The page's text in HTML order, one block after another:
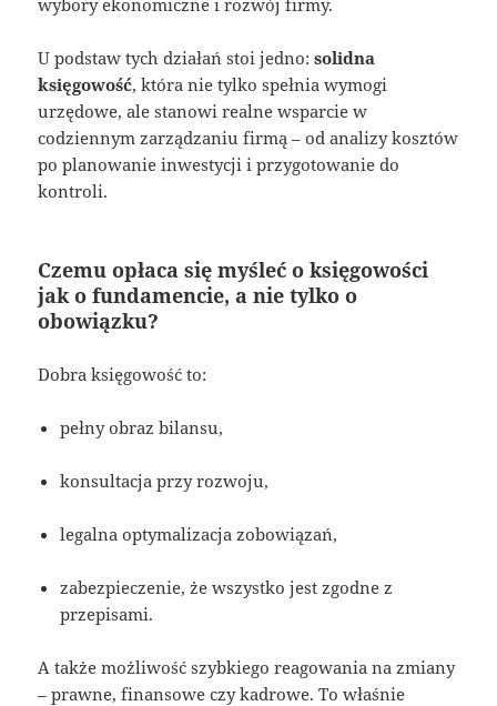
U podstaw tych działań stoi jedno:solidna
księgowość, która nie tylko spełnia wymogi
urzędowe, ale stanowi realne wsparcie w
codziennym zarządzaniu firmą – od analizy kosztów
po planowanie inwestycji i przygotowanie do
kontroli.
Czemu opłaca się myśleć o księgowości
jak o fundamencie, a nie tylko o
obowiązku?
Dobra księgowość to:
pełny obraz bilansu,
konsultacja przy rozwoju,
legalna optymalizacja zobowiązań,
zabezpieczenie, że wszystko jest zgodne z
przepisami.
A także możliwość szybkiego reagowania na zmiany
– prawne, finansowe czy kadrowe. To właśnie